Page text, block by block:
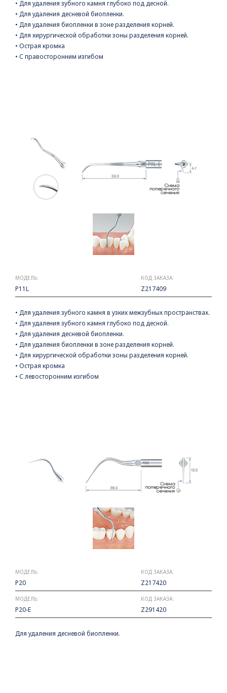
• Для удаления зубного камня глубоко под десной.
• Для удаления десневой биопленки.
• Для удаления биопленки в зоне разделения корней.
• Для хирургической обработки зоны разделения корней.
• Острая кромка
• С правосторонним изгибом
МОДЕЛЬ:
P11L
КОД ЗАКАЗА:
Z217409
• Для удаления зубного камня в узких межзубных пространствах.
• Для удаления зубного камня глубоко под десной.
• Для удаления десневой биопленки.
• Для удаления биопленки в зоне разделения корней.
• Для хирургической обработки зоны разделения корней.
• Острая кромка
• С левосторонним изгибом
МОДЕЛЬ:
P20
КОД ЗАКАЗА:
Z217420
МОДЕЛЬ:
P20-E
КОД ЗАКАЗА:
Z291420
Для удаления десневой биопленки.